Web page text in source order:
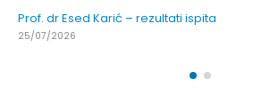
Prof. dr Esed Karić – rezultati ispita
25/07/2026